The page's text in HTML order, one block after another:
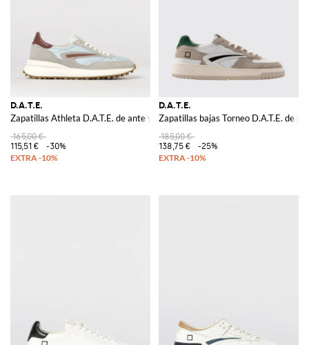
D.A.T.E.
Zapatillas Athleta D.A.T.E. de ante y nailon
165,00 €
115,51 €
-30%
D.A.T.E.
Zapatillas bajas Torneo D.A.T.E. de
185,00 €
138,75 €
-25%